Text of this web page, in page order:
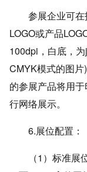
参展企业可在
LOGO或产品
100dpi，白底，
CMYK模式的图
的参展产品将用
行网络展示。
6.展位配置：
（1）标准展位